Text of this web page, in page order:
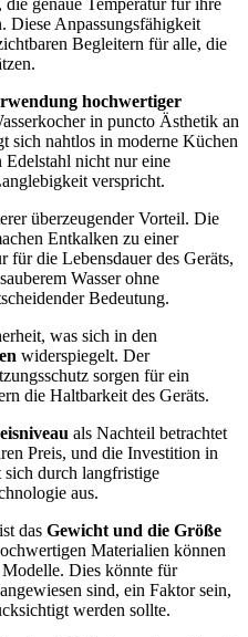
genaue Temperatur für ihre
Diese Anpassungsfähigkeit
Begleitern für alle, die
hochwertiger
in puncto Ästhetik an
sich nahtlos in moderne Küchen
nicht nur eine
verspricht.
überzeugender Vorteil. Die
Entkalken zu einer
für die Lebensdauer des Geräts,
Wasser ohne
Bedeutung.
was sich in den
widerspiegelt. Der
sorgen für ein
die Haltbarkeit des Geräts.
als Nachteil betrachtet
Preis, und die Investition in
sich durch langfristige
aus.
das Gewicht und die Größe
Materialien können
Modelle. Dies könnte für
sind, ein Faktor sein,
werden sollte.